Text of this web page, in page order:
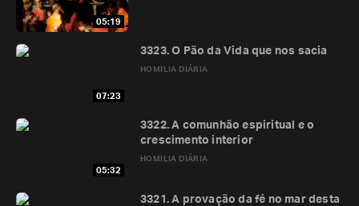
05:19
07:23
HOMILIA DIÁRIA
3323. O Pão da Vida que nos sacia
05:32
HOMILIA DIÁRIA
3322. A comunhão espiritual e o
crescimento interior
3321. A provação da fé no mar desta